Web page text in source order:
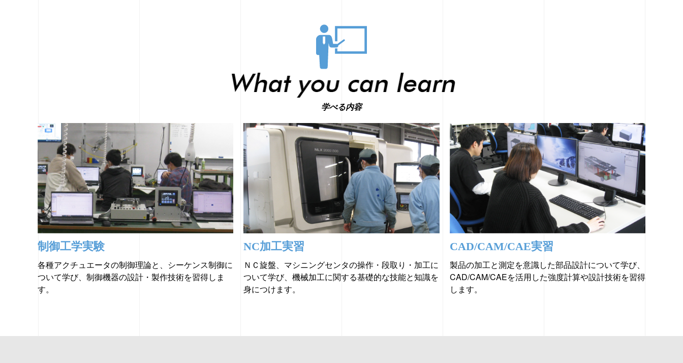
学べる内容
制御工学実験
各種アクチュエータの制御理論と、シーケンス制御に
ついて学び、制御機器の設計・製作技術を習得しま
す。
NC加工実習
ＮＣ旋盤、マシニングセンタの操作・段取り・加工に
ついて学び、機械加工に関する基礎的な技能と知識を
身につけます。
CAD/CAM/CAE実習
製品の加工と測定を意識した部品設計について学び、
CAD/CAM/CAEを活用した強度計算や設計技術を習得
します。